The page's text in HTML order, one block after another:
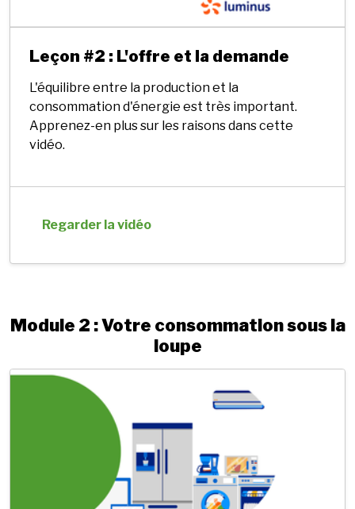
Leçon #2 : L'offre et la demande
L'équilibre entre la production et la
consommation d'énergie est très important.
Apprenez-en plus sur les raisons dans cette
vidéo.
Regarder la vidéo
Module 2 : Votre consommation sous la
loupe